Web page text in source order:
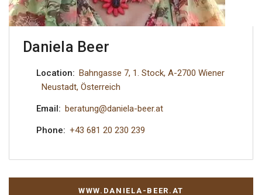
Daniela Beer
Location: Bahngasse 7, 1. Stock, A-2700 Wiener
Neustadt, Österreich
Email: beratung@daniela-beer.at
Phone: +43 681 20 230 239
WWW.DANIELA-BEER.AT